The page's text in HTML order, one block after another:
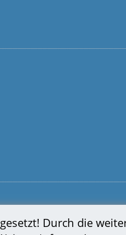
Durch die